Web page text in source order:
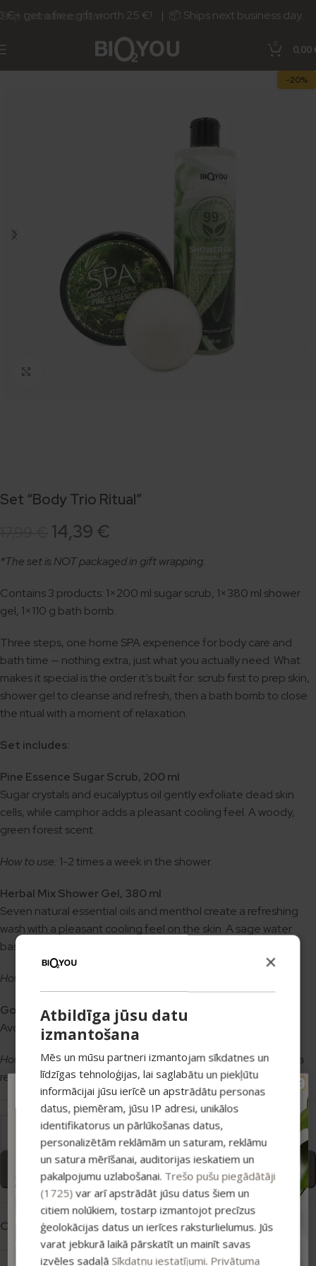
Skip to main content
get a free gift worth 25 €! | 📦 Ships next business day.
0 0,00
-20%
Set “Body Trio Ritual”
14,39 €
*The set is NOT packaged in gift wrapping.
Contains 3 products: 1×200 ml sugar scrub, 1×380 ml shower
gel, 1×110 g bath bomb.
Three steps, one home SPA experience for body care and
bath time — nothing extra, just what you actually need. What
makes it special is the order it’s built for: scrub first to prep skin,
shower gel to cleanse and refresh, then a bath bomb to close
the ritual with a moment of relaxation.
Set includes:
Pine Essence Sugar Scrub, 200 ml
Sugar crystals and eucalyptus oil gently exfoliate dead skin
cells, while camphor adds a pleasant cooling feel. A woody,
green forest scent.
How to use: 1-2 times a week in the shower.
Herbal Mix Shower Gel, 380 ml
Seven natural essential oils and menthol create a refreshing
wash with a pleasant cooling feel on the skin. A sage water
base is gentle on the skin’s protective barrier.
How to use:
Goat’s Milk Bath Bomb, 110 g
Avocado oil softens skin during your bath.
How to use:drop the bath bomb into warm water and enjoy a
relaxing finish after your scrub and shower ritual.
Add to basket
Categories:Body care, Bundles
×
Atbildīga jūsu datu
izmantošana
Mēs un mūsu partneri izmantojam sīkdatnes un
līdzīgas tehnoloģijas, lai saglabātu un piekļūtu
informācijai jūsu ierīcē un apstrādātu personas
datus, piemēram, jūsu IP adresi, unikālos
identifikatorus un pārlūkošanas datus,
personalizētām reklāmām un saturam, reklāmu
un satura mērīšanai, auditorijas ieskatiem un
pakalpojumu uzlabošanai. Trešo pušu piegādātāji
(1725) var arī apstrādāt jūsu datus šiem un
citiem nolūkiem, tostarp izmantojot precīzus
ģeolokācijas datus un ierīces raksturlielumus. Jūs
varat jebkurā laikā pārskatīt un mainīt savas
izvēles sadaļā Sīkdatņu iestatījumi. Privātuma
TAVAM PIRMAJAM
PIRKUMAM PAPILDUS
-15% ATLAIDE!
Pieraksties jaunumiem un saņem īpašu
atlaidi savam pirmajam pasūtījumam.
Atlaide summējas ar esošajiem piedāvājumiem
pirkumiem virs 25 €
ABONĒT